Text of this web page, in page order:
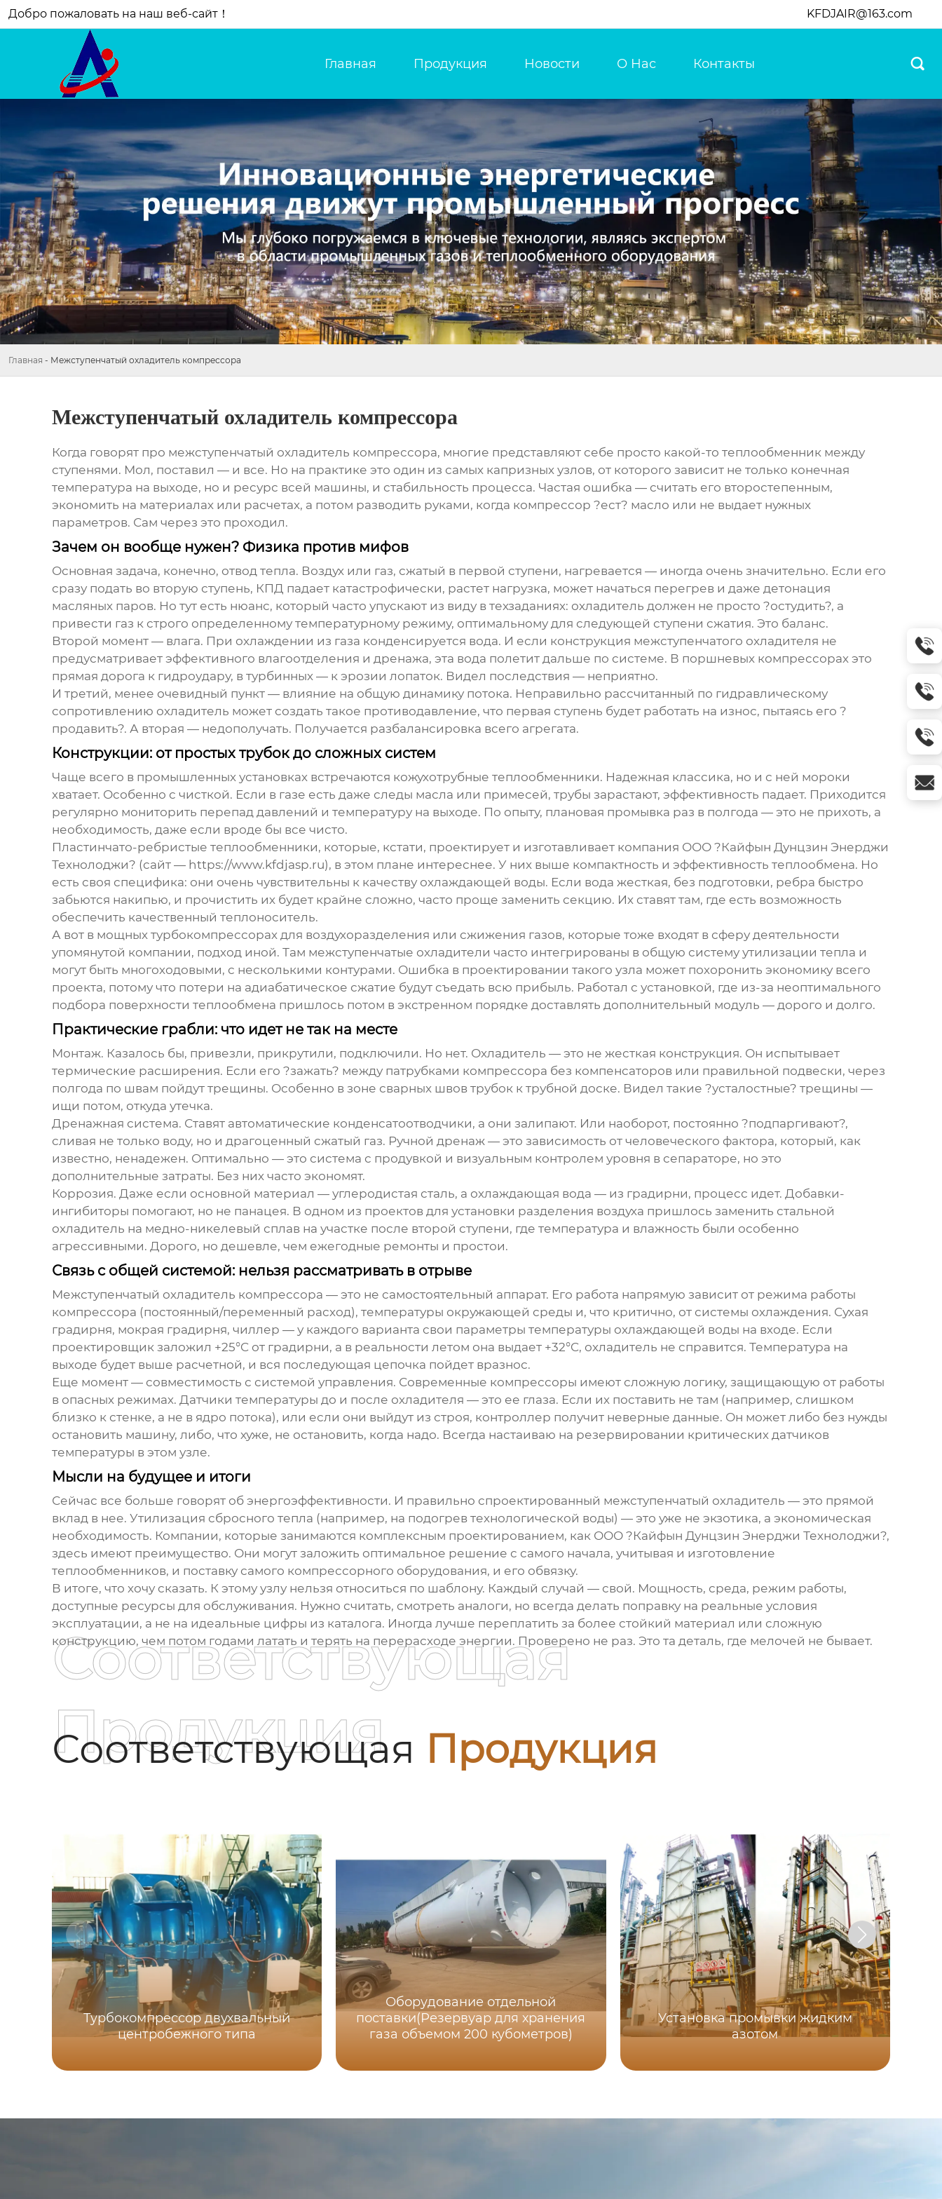
Добро пожаловать на наш веб-сайт！ KFDJAIR@163.com
Главная Продукция Новости О Нас Контакты 
Главная - Межступенчатый охладитель компрессора
Межступенчатый охладитель компрессора
Когда говорят про межступенчатый охладитель компрессора, многие представляют себе просто какой-то теплообменник между
ступенями. Мол, поставил — и все. Но на практике это один из самых капризных узлов, от которого зависит не только конечная
температура на выходе, но и ресурс всей машины, и стабильность процесса. Частая ошибка — считать его второстепенным,
экономить на материалах или расчетах, а потом разводить руками, когда компрессор ?ест? масло или не выдает нужных
параметров. Сам через это проходил.
Зачем он вообще нужен? Физика против мифов
Основная задача, конечно, отвод тепла. Воздух или газ, сжатый в первой ступени, нагревается — иногда очень значительно. Если его
сразу подать во вторую ступень, КПД падает катастрофически, растет нагрузка, может начаться перегрев и даже детонация
масляных паров. Но тут есть нюанс, который часто упускают из виду в техзаданиях: охладитель должен не просто ?остудить?, а
привести газ к строго определенному температурному режиму, оптимальному для следующей ступени сжатия. Это баланс.
Второй момент — влага. При охлаждении из газа конденсируется вода. И если конструкция межступенчатого охладителя не
предусматривает эффективного влагоотделения и дренажа, эта вода полетит дальше по системе. В поршневых компрессорах это
прямая дорога к гидроудару, в турбинных — к эрозии лопаток. Видел последствия — неприятно.
И третий, менее очевидный пункт — влияние на общую динамику потока. Неправильно рассчитанный по гидравлическому
сопротивлению охладитель может создать такое противодавление, что первая ступень будет работать на износ, пытаясь его ?
продавить?. А вторая — недополучать. Получается разбалансировка всего агрегата.
Конструкции: от простых трубок до сложных систем
Чаще всего в промышленных установках встречаются кожухотрубные теплообменники. Надежная классика, но и с ней мороки
хватает. Особенно с чисткой. Если в газе есть даже следы масла или примесей, трубы зарастают, эффективность падает. Приходится
регулярно мониторить перепад давлений и температуру на выходе. По опыту, плановая промывка раз в полгода — это не прихоть, а
необходимость, даже если вроде бы все чисто.
Пластинчато-ребристые теплообменники, которые, кстати, проектирует и изготавливает компания ООО ?Кайфын Дунцзин Энерджи
Технолоджи? (сайт — https://www.kfdjasp.ru), в этом плане интереснее. У них выше компактность и эффективность теплообмена. Но
есть своя специфика: они очень чувствительны к качеству охлаждающей воды. Если вода жесткая, без подготовки, ребра быстро
забьются накипью, и прочистить их будет крайне сложно, часто проще заменить секцию. Их ставят там, где есть возможность
обеспечить качественный теплоноситель.
А вот в мощных турбокомпрессорах для воздухоразделения или сжижения газов, которые тоже входят в сферу деятельности
упомянутой компании, подход иной. Там межступенчатые охладители часто интегрированы в общую систему утилизации тепла и
могут быть многоходовыми, с несколькими контурами. Ошибка в проектировании такого узла может похоронить экономику всего
проекта, потому что потери на адиабатическое сжатие будут съедать всю прибыль. Работал с установкой, где из-за неоптимального
подбора поверхности теплообмена пришлось потом в экстренном порядке доставлять дополнительный модуль — дорого и долго.
Практические грабли: что идет не так на месте
Монтаж. Казалось бы, привезли, прикрутили, подключили. Но нет. Охладитель — это не жесткая конструкция. Он испытывает
термические расширения. Если его ?зажать? между патрубками компрессора без компенсаторов или правильной подвески, через
полгода по швам пойдут трещины. Особенно в зоне сварных швов трубок к трубной доске. Видел такие ?усталостные? трещины —
ищи потом, откуда утечка.
Дренажная система. Ставят автоматические конденсатоотводчики, а они залипают. Или наоборот, постоянно ?подпаргивают?,
сливая не только воду, но и драгоценный сжатый газ. Ручной дренаж — это зависимость от человеческого фактора, который, как
известно, ненадежен. Оптимально — это система с продувкой и визуальным контролем уровня в сепараторе, но это
дополнительные затраты. Без них часто экономят.
Коррозия. Даже если основной материал — углеродистая сталь, а охлаждающая вода — из градирни, процесс идет. Добавки-
ингибиторы помогают, но не панацея. В одном из проектов для установки разделения воздуха пришлось заменить стальной
охладитель на медно-никелевый сплав на участке после второй ступени, где температура и влажность были особенно
агрессивными. Дорого, но дешевле, чем ежегодные ремонты и простои.
Связь с общей системой: нельзя рассматривать в отрыве
Межступенчатый охладитель компрессора — это не самостоятельный аппарат. Его работа напрямую зависит от режима работы
компрессора (постоянный/переменный расход), температуры окружающей среды и, что критично, от системы охлаждения. Сухая
градирня, мокрая градирня, чиллер — у каждого варианта свои параметры температуры охлаждающей воды на входе. Если
проектировщик заложил +25°C от градирни, а в реальности летом она выдает +32°C, охладитель не справится. Температура на
выходе будет выше расчетной, и вся последующая цепочка пойдет вразнос.
Еще момент — совместимость с системой управления. Современные компрессоры имеют сложную логику, защищающую от работы
в опасных режимах. Датчики температуры до и после охладителя — это ее глаза. Если их поставить не там (например, слишком
близко к стенке, а не в ядро потока), или если они выйдут из строя, контроллер получит неверные данные. Он может либо без нужды
остановить машину, либо, что хуже, не остановить, когда надо. Всегда настаиваю на резервировании критических датчиков
температуры в этом узле.
Мысли на будущее и итоги
Сейчас все больше говорят об энергоэффективности. И правильно спроектированный межступенчатый охладитель — это прямой
вклад в нее. Утилизация сбросного тепла (например, на подогрев технологической воды) — это уже не экзотика, а экономическая
необходимость. Компании, которые занимаются комплексным проектированием, как ООО ?Кайфын Дунцзин Энерджи Технолоджи?,
здесь имеют преимущество. Они могут заложить оптимальное решение с самого начала, учитывая и изготовление
теплообменников, и поставку самого компрессорного оборудования, и его обвязку.
В итоге, что хочу сказать. К этому узлу нельзя относиться по шаблону. Каждый случай — свой. Мощность, среда, режим работы,
доступные ресурсы для обслуживания. Нужно считать, смотреть аналоги, но всегда делать поправку на реальные условия
эксплуатации, а не на идеальные цифры из каталога. Иногда лучше переплатить за более стойкий материал или сложную
конструкцию, чем потом годами латать и терять на перерасходе энергии. Проверено не раз. Это та деталь, где мелочей не бывает.
Соответствующая Продукция
Соответствующая
Продукция
Турбокомпрессор двухвальный
центробежного типа
Оборудование отдельной
поставки(Резервуар для хранения
газа объемом 200 кубометров)
Установка промывки жидким
азотом